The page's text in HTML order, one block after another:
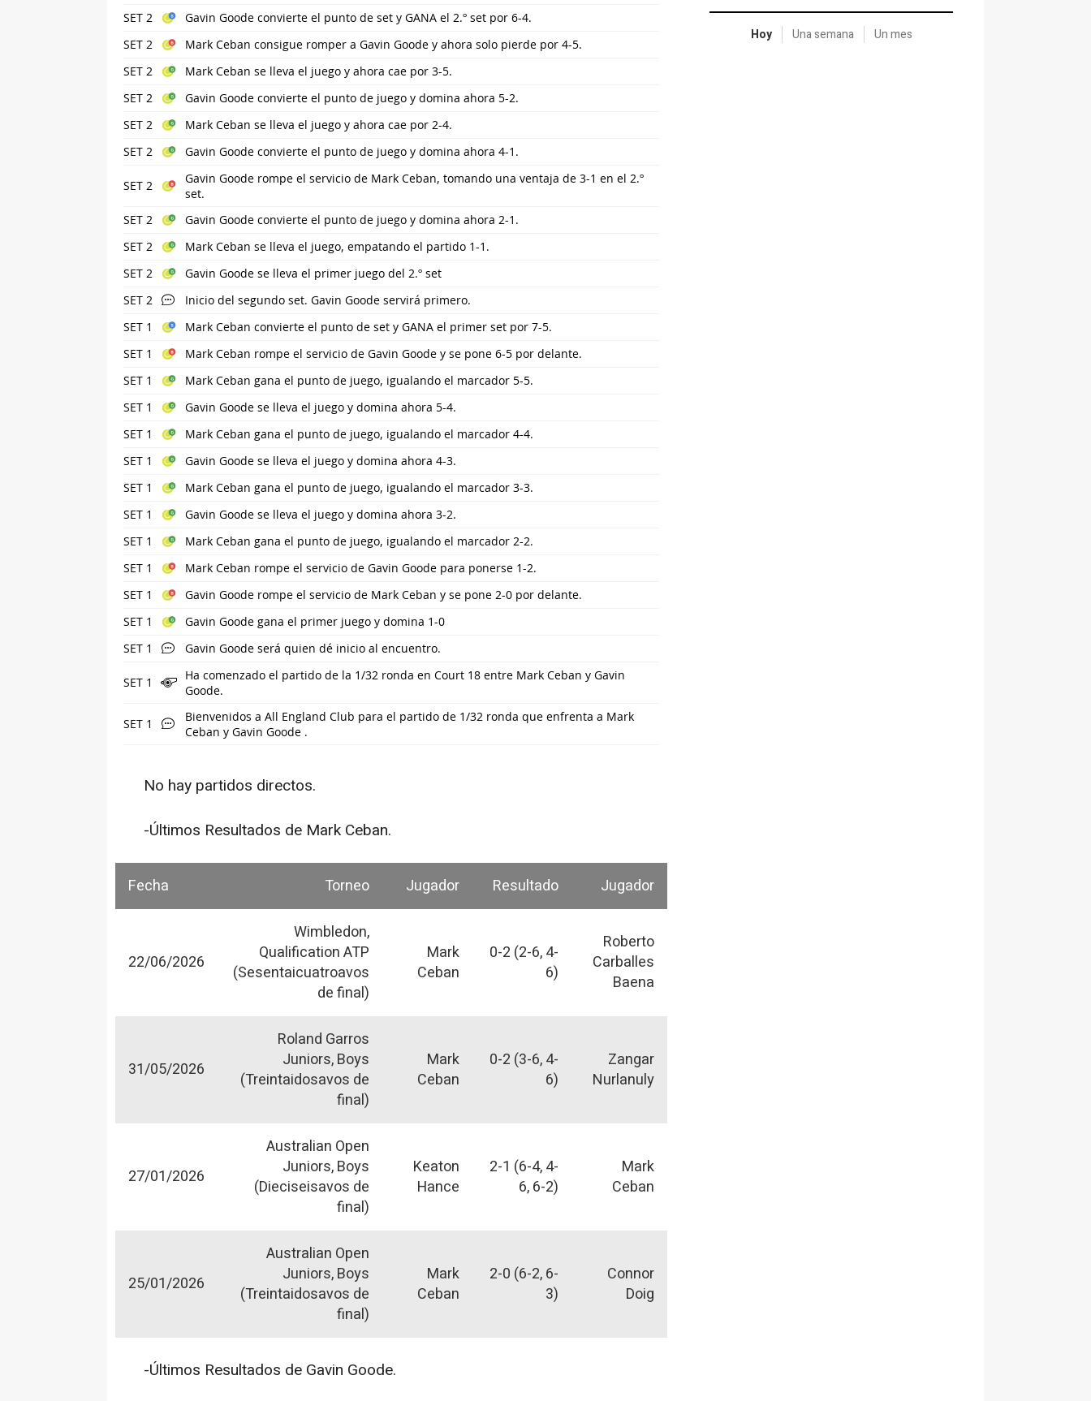
SET 2
Gavin Goode convierte el punto de set y GANA el 2.º set por 6-4.
SET 2
Mark Ceban consigue romper a Gavin Goode y ahora solo pierde por 4-5.
SET 2
Mark Ceban se lleva el juego y ahora cae por 3-5.
SET 2
Gavin Goode convierte el punto de juego y domina ahora 5-2.
SET 2
Mark Ceban se lleva el juego y ahora cae por 2-4.
SET 2
Gavin Goode convierte el punto de juego y domina ahora 4-1.
SET 2
Gavin Goode rompe el servicio de Mark Ceban, tomando una ventaja de 3-1 en el 2.º
set.
SET 2
Gavin Goode convierte el punto de juego y domina ahora 2-1.
SET 2
Mark Ceban se lleva el juego, empatando el partido 1-1.
SET 2
Gavin Goode se lleva el primer juego del 2.º set
SET 2
Inicio del segundo set. Gavin Goode servirá primero.
SET 1
Mark Ceban convierte el punto de set y GANA el primer set por 7-5.
SET 1
Mark Ceban rompe el servicio de Gavin Goode y se pone 6-5 por delante.
SET 1
Mark Ceban gana el punto de juego, igualando el marcador 5-5.
SET 1
Gavin Goode se lleva el juego y domina ahora 5-4.
SET 1
Mark Ceban gana el punto de juego, igualando el marcador 4-4.
SET 1
Gavin Goode se lleva el juego y domina ahora 4-3.
SET 1
Mark Ceban gana el punto de juego, igualando el marcador 3-3.
SET 1
Gavin Goode se lleva el juego y domina ahora 3-2.
SET 1
Mark Ceban gana el punto de juego, igualando el marcador 2-2.
SET 1
Mark Ceban rompe el servicio de Gavin Goode para ponerse 1-2.
SET 1
Gavin Goode rompe el servicio de Mark Ceban y se pone 2-0 por delante.
SET 1
Gavin Goode gana el primer juego y domina 1-0
SET 1
Gavin Goode será quien dé inicio al encuentro.
SET 1
Ha comenzado el partido de la 1/32 ronda en Court 18 entre Mark Ceban y Gavin
Goode.
SET 1
Bienvenidos a All England Club para el partido de 1/32 ronda que enfrenta a Mark
Ceban y Gavin Goode .
No hay partidos directos.
-Últimos Resultados de Mark Ceban.
Fecha Torneo Jugador Resultado Jugador
22/06/2026
Wimbledon,
Qualification ATP
(Sesentaicuatroavos
de final)
Mark
Ceban
0-2 (2-6, 4-
6)
Roberto
Carballes
Baena
31/05/2026
Roland Garros
Juniors, Boys
(Treintaidosavos de
final)
Mark
Ceban
0-2 (3-6, 4-
6)
Zangar
Nurlanuly
27/01/2026
Australian Open
Juniors, Boys
(Dieciseisavos de
final)
Keaton
Hance
2-1 (6-4, 4-
6, 6-2)
Mark
Ceban
25/01/2026
Australian Open
Juniors, Boys
(Treintaidosavos de
final)
Mark
Ceban
2-0 (6-2, 6-
3)
Connor
Doig
-Últimos Resultados de Gavin Goode.
Hoy Una semana Un mes